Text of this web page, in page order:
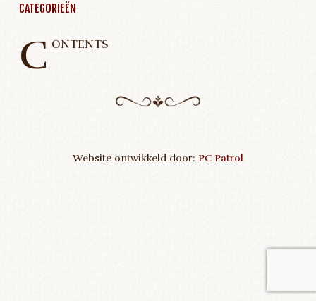
CATEGORIEËN
C ONTENTS
Website ontwikkeld door: PC Patrol